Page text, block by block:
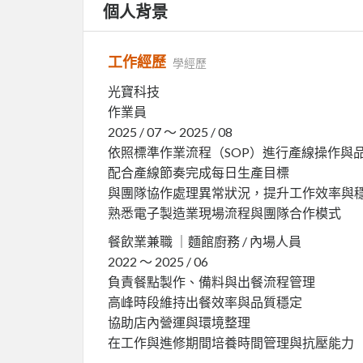
個人背景
工作經歷 學經歷
光寶科技
作業員
2025 / 07 ～ 2025 / 08
依照標準作業流程（SOP）進行產線操作與
配合產線節奏完成每日生產目標
與團隊協作處理異常狀況，提升工作效率與
熟悉電子製造業現場流程與團隊合作模式
餐飲業兼職 ｜麵館廚務 / 內場人員
2022 ～ 2025 / 06
負責餐點製作、備料與出餐流程管理
高峰時段維持出餐效率與品質穩定
協助店內營運與環境整理
在工作與進修期間培養時間管理與抗壓能力